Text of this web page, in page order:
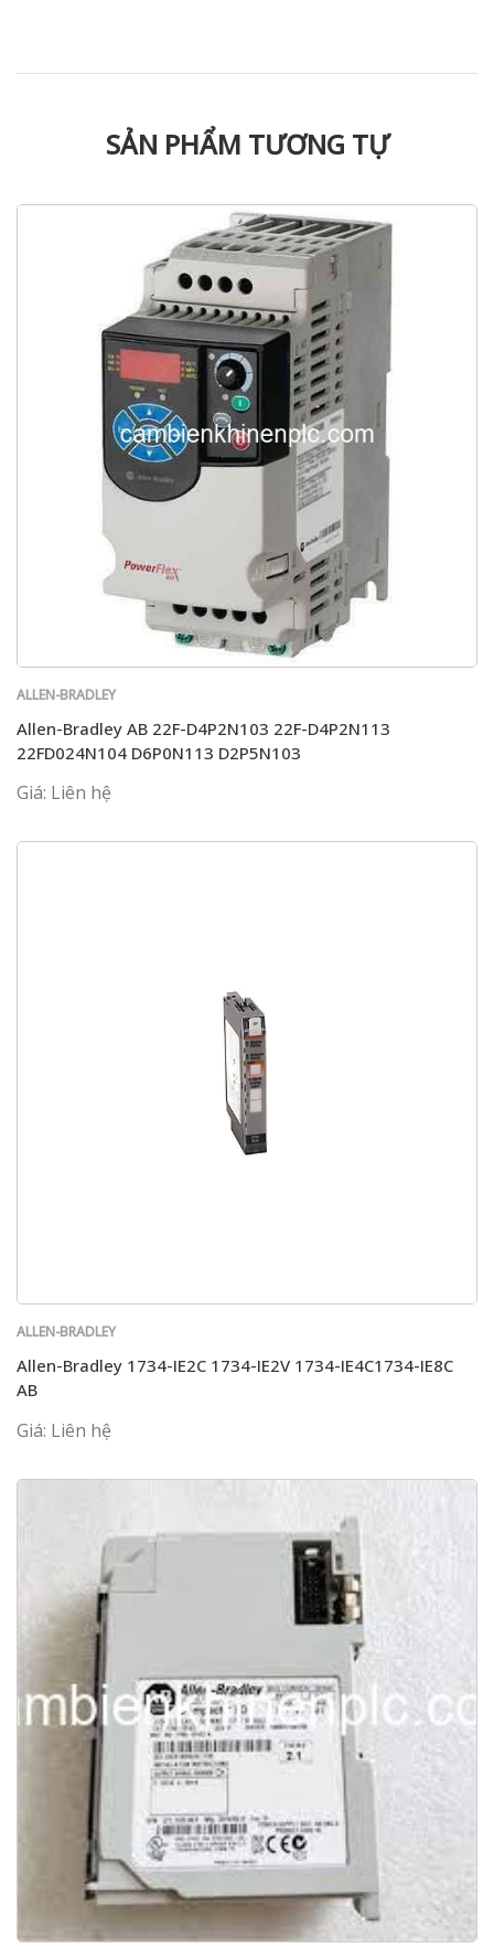
SẢN PHẨM TƯƠNG TỰ
ALLEN-BRADLEY
Allen-Bradley AB 22F-D4P2N103 22F-D4P2N113
22FD024N104 D6P0N113 D2P5N103
Giá: Liên hệ
ALLEN-BRADLEY
Allen-Bradley 1734-IE2C 1734-IE2V 1734-IE4C1734-IE8C
AB
Giá: Liên hệ